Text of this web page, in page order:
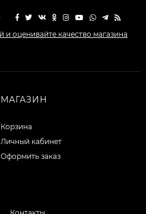
МАГАЗИН
Корзина
Личный кабинет
Оформить заказ